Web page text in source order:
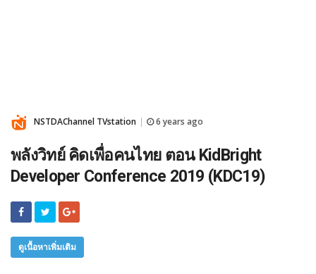
NSTDAChannel TVstation 6 years ago
พลังวิทย์ คิดเพื่อคนไทย ตอน KidBright
Developer Conference 2019 (KDC19)
ดูเนื้อหาเพิ่มเติม